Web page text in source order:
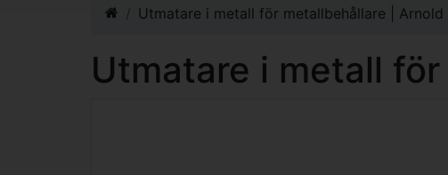
Utmatare i metall för metallbehållare | Arnold
Utmatare i metall